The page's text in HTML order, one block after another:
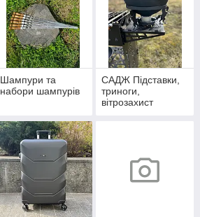
Шампури та
набори шампурів
САДЖ Підставки,
триноги,
вітрозахист